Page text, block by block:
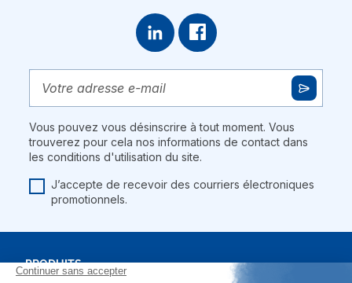
Vous pouvez vous désinscrire à tout moment. Vous
trouverez pour cela nos informations de contact dans
les conditions d'utilisation du site.
J’accepte de recevoir des courriers électroniques
promotionnels.
PRODUITS